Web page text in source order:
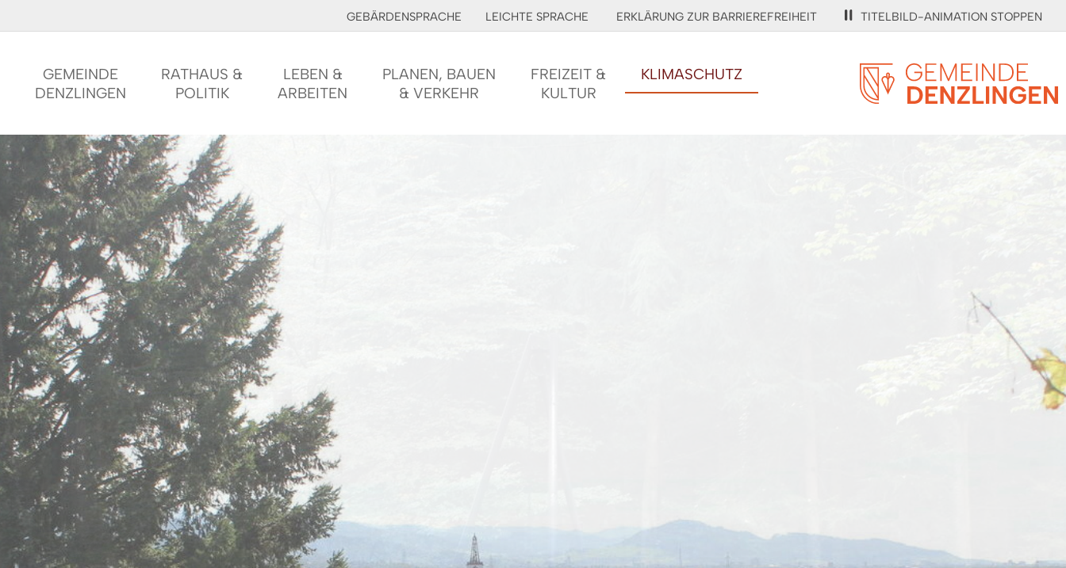
GEBÄRDENSPRACHE LEICHTE SPRACHE ERKLÄRUNG ZUR BARRIEREFREIHEIT TITELBILD-ANIMATION STOPPEN
GEMEINDE
DENZLINGEN
RATHAUS &
POLITIK
LEBEN &
ARBEITEN
PLANEN, BAUEN
& VERKEHR
FREIZEIT &
KULTUR
KLIMASCHUTZ